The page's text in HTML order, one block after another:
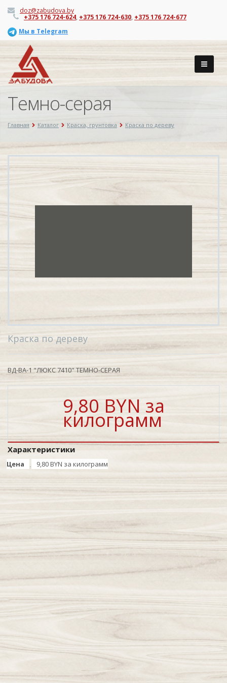
doz@zabudova.by
+375 176 724-624, +375 176 724-630, +375 176 724-677
Мы в Telegram
Темно-серая
Главная Каталог Краска, грунтовка Краска по дереву
Краска по дереву
ВД-ВА-1 "ЛЮКС 7410" ТЕМНО-СЕРАЯ
9,80 BYN за
килограмм
Характеристики
Цена 9,80 BYN за килограмм